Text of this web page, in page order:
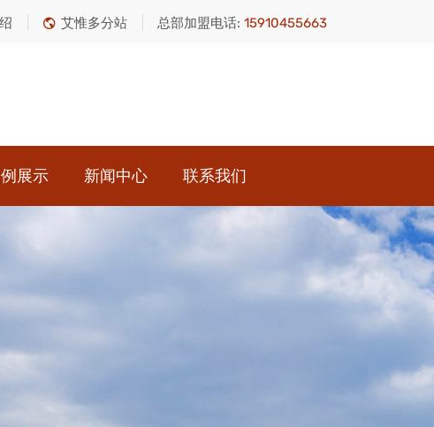
艾惟多分站 总部加盟电话: 15910455663
展示 新闻中心 联系我们